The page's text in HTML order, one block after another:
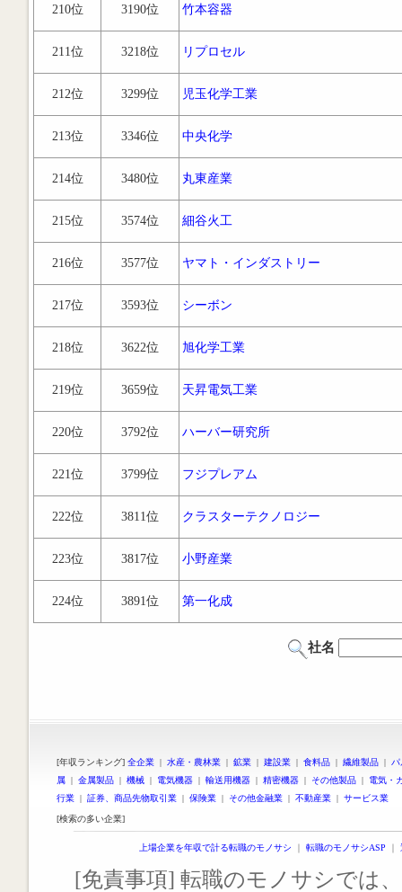
210位 3190位 竹本容器
211位 3218位 リプロセル
212位 3299位 児玉化学工業
213位 3346位 中央化学
214位 3480位 丸東産業
215位 3574位 細谷火工
216位 3577位 ヤマト・インダストリー
217位 3593位 シーボン
218位 3622位 旭化学工業
219位 3659位 天昇電気工業
220位 3792位 ハーバー研究所
221位 3799位 フジプレアム
222位 3811位 クラスターテクノロジー
223位 3817位 小野産業
224位 3891位 第一化成
社名
[年収ランキング] 全企業 | 水産・農林業 | 鉱業 | 建設業 | 食料品 | 繊維製品 |
属 | 金属製品 | 機械 | 電気機器 | 輸送用機器 | 精密機器 | その他製品 | 電気・
行業 | 証券、商品先物取引業 | 保険業 | その他金融業 | 不動産業 | サービス業
[検索の多い企業]
上場企業を年収で計る転職のモノサシ ｜ 転職のモノサシASP ｜
[免責事項] 転職のモノサシでは